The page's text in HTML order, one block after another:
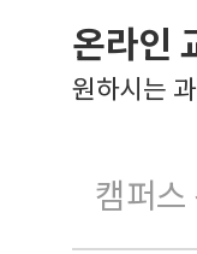
온라인
원하시는